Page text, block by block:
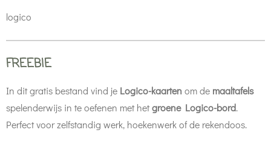
logico
FREEBIE
In dit gratis bestand vind je Logico-kaarten om de maaltafels
spelenderwijs in te oefenen met hetgroene Logico-bord.
Perfect voor zelfstandig werk, hoekenwerk of de rekendoos.